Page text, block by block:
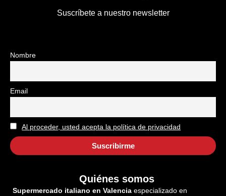
Suscríbete a nuestro newsletter
Nombre
Email
Al proceder, usted acepta la política de privacidad
Quiénes somos
Supermercado italiano en Valencia especializado en